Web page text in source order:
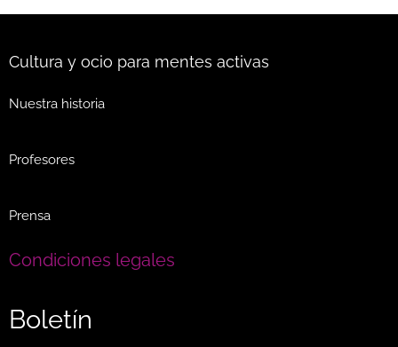
Cultura y ocio para mentes activas
Nuestra historia
Profesores
Prensa
Condiciones legales
Boletín